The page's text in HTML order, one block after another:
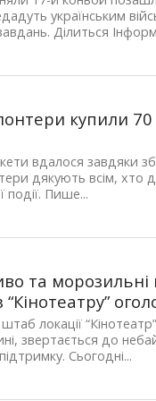
українським
Ділиться
купили 70
вдалося завдяки
дякують всім, хто
події. Пише...
та
локації
звертається до
Сьогодні...